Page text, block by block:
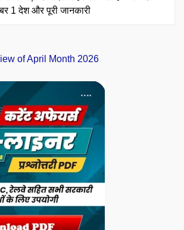
1 देश और पूरी जानकारी